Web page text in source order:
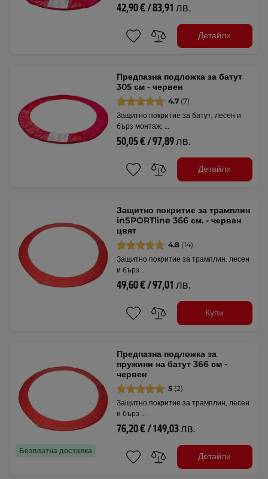
42,90 € / 83,91 лв.
Детайли
Предпазна подложка за батут
305 см - червен
4.7 (7)
Защитно покритие за батут, лесен и
бърз монтаж, …
50,05 € / 97,89 лв.
Детайли
Защитно покритие за трамплин
inSPORTline 366 см. - червен
цвят
4.8 (14)
Защитно покритие за трамплин, лесен
и бърз …
49,60 € / 97,01 лв.
Купи
Безплатна доставка
Предпазна подложка за
пружини на батут 366 см -
червен
5 (2)
Защитно покритие за трамплин, лесен
и бърз …
76,20 € / 149,03 лв.
Детайли